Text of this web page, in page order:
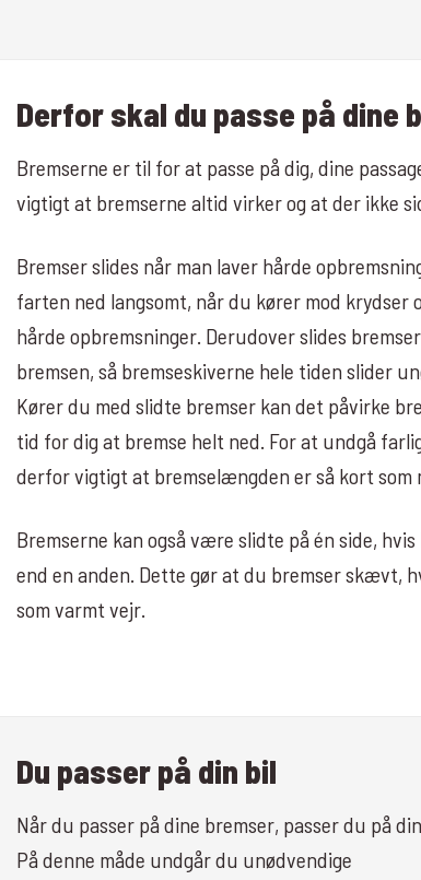
Derfor skal du passe på dine
Bremserne er til for at passe på dig, dine
vigtigt at bremserne altid virker og at der ikke
Bremser slides når man laver hårde
farten ned langsomt, når du kører mod krydser
hårde opbremsninger. Derudover slides
bremsen, så bremseskiverne hele tiden slider
Kører du med slidte bremser kan det påvirke
tid for dig at bremse helt ned. For at undgå
derfor vigtigt at bremselængden er så kort som
Bremserne kan også være slidte på én side,
end en anden. Dette gør at du bremser skævt,
som varmt vejr.
Du passer på din bil
Når du passer på dine bremser, passer du på
På denne måde undgår du unødvendige